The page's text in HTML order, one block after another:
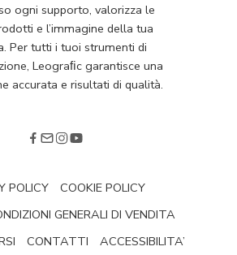
ogni supporto, valorizza le
e l’immagine della tua
Per tutti i tuoi strumenti di
Leograﬁc garantisce una
accurata e risultati di qualità.
POLICY
COOKIE POLICY
GENERALI DI VENDITA
CONTATTI
ACCESSIBILITA’